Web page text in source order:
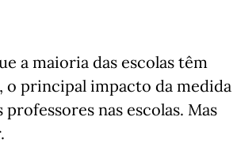
a maioria das escolas têm
o principal impacto da medida
nas escolas. Mas